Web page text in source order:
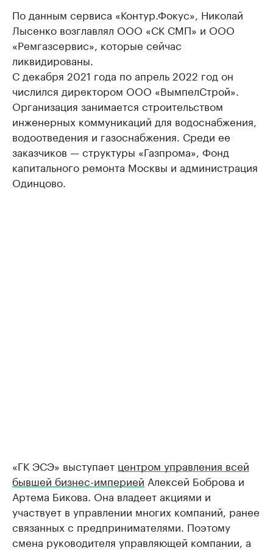
По данным сервиса «Контур.Фокус», Николай
Лысенко возглавлял ООО «СК СМП» и ООО
«Ремгазсервис», которые сейчас
ликвидированы.
С декабря 2021 года по апрель 2022 год он
числился директором ООО «ВымпелСтрой».
Организация занимается строительством
инженерных коммуникаций для водоснабжения,
водоотведения и газоснабжения. Среди ее
заказчиков — структуры «Газпрома», Фонд
капитального ремонта Москвы и администрация
Одинцово.
«ГК ЭСЭ» выступает центром управления всей
бывшей бизнес-империей Алексей Боброва и
Артема Бикова. Она владеет акциями и
участвует в управлении многих компаний, ранее
связанных с предпринимателями. Поэтому
смена руководителя управляющей компании, а